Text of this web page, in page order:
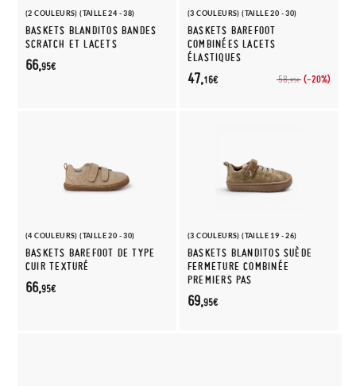
(2 COULEURS) (TAILLE 24 - 38)
BASKETS BLANDITOS BANDES
SCRATCH ET LACETS
66,95€
(3 COULEURS) (TAILLE 20 - 30)
BASKETS BAREFOOT
COMBINÉES LACETS
ÉLASTIQUES
58,95€ (-20%)
47,16€
(4 COULEURS) (TAILLE 20 - 30)
BASKETS BAREFOOT DE TYPE
CUIR TEXTURÉ
66,95€
(3 COULEURS) (TAILLE 19 - 26)
BASKETS BLANDITOS SUÈDE
FERMETURE COMBINÉE
PREMIERS PAS
69,95€